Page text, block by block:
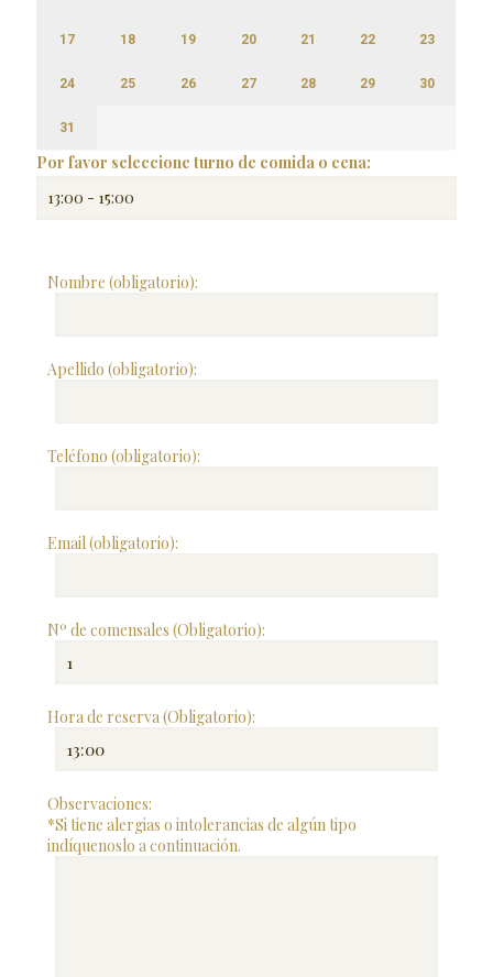
Por favor seleccione turno de comida o cena:
17 18 19 20 21 22 23
24 25 26 27 28 29 30
31
Nombre (obligatorio):
Apellido (obligatorio):
Teléfono (obligatorio):
Email (obligatorio):
Nº de comensales (Obligatorio):
Hora de reserva (Obligatorio):
Observaciones:
*Si tiene alergias o intolerancias de algún tipo
indíquenoslo a continuación.